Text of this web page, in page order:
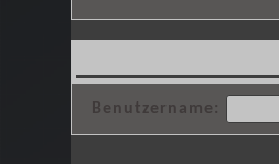
Benutzername: